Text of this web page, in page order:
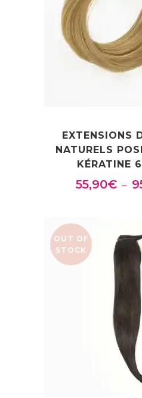
EXTENSIONS
NATURELS
KÉRATINE
55,90€ –
OUT OF
STOCK